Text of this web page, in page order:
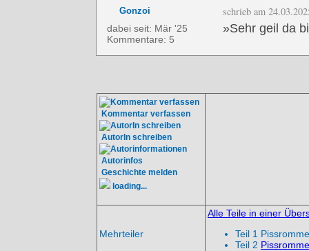
Gonzoi
dabei seit: Mär '25
Kommentare: 5
schrieb am
»Sehr geil da
Kommentar verfassen
AutorIn schreiben
Autorinfos
Geschichte melden
loading...
Mehrteiler
Alle Teile in einer
Teil 1
Teil 2